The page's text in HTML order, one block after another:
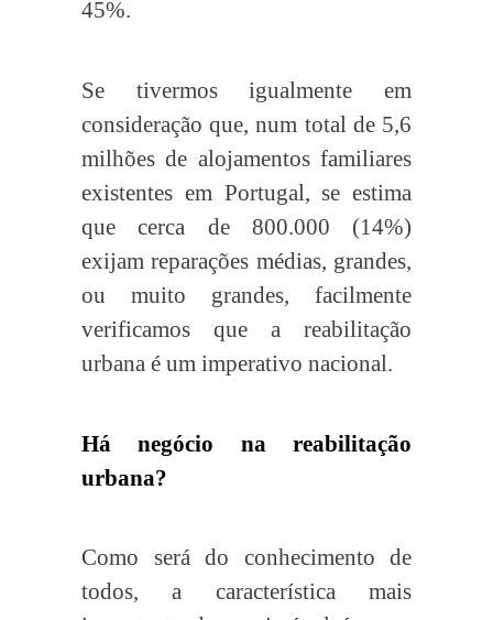
45%.
Se tivermos igualmente em
consideração que, num total de 5,6
milhões de alojamentos familiares
existentes em Portugal, se estima
que cerca de 800.000 (14%)
exijam reparações médias, grandes,
ou muito grandes, facilmente
verificamos que a reabilitação
urbana é um imperativo nacional.
Há negócio na reabilitação
urbana?
Como será do conhecimento de
todos, a característica mais